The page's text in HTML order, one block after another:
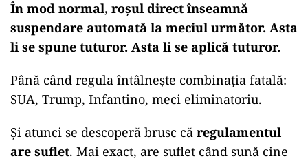
În mod normal, roșul direct înseamnă
suspendare automată la meciul următor. Asta
li se spune tuturor. Asta li se aplică tuturor.
Până când regula întâlnește combinația fatală:
SUA, Trump, Infantino, meci eliminatoriu.
Și atunci se descoperă brusc că regulamentul
are suflet. Mai exact, are suflet când sună cine